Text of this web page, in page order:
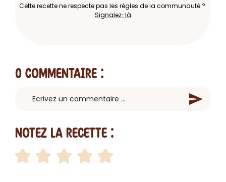
Cette recette ne respecte pas les règles de la communauté ?
Signalez-là
0 Commentaire :
Notez la recette :